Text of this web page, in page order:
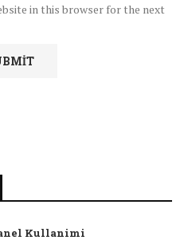
in this browser for the next
Kullanimi